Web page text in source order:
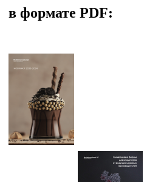
в формате PDF: